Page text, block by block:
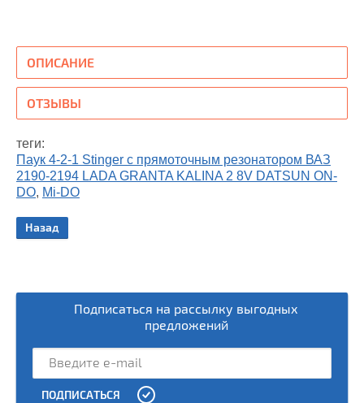
ОПИСАНИЕ
ОТЗЫВЫ
теги:
Паук 4-2-1 Stinger c прямоточным резонатором ВАЗ
2190-2194 LADA GRANTA KALINA 2 8V DATSUN ON-
DO, Mi-DO
Назад
Подписаться на рассылку выгодных
предложений
ПОДПИСАТЬСЯ